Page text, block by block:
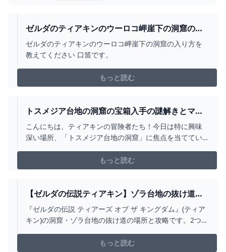
ゼルダのティアキンのウーロコ岬崖下の洞窟の入
り方を教えてください -... - YAHOO!知恵袋
ゼルダのティアキンのウーロコ岬崖下の洞窟の入り方を
教えてください 口笛です。
もっと読む
トスメジア台地の洞窟の宝箱入手の謎解きとマヨ
イ【ティアキン攻略】 とあるゲームブログの軌跡
こんにちは、ティアキンの冒険者たち！今日は特に興味
深い場所、「トスメジア台地の洞窟」に焦点を当ててい
ていきましょう。 この記事で分かること トスメジア台地
の洞窟の位置や場所、行き方 トスメ
もっと読む
【ゼルダの伝説ティアキン】ゾラ台地の抜け道の
攻略【クライムシューズ】 こころぐゲーム
『ゼルダの伝説 ティアーズ オブ ザ キングダム』(ティア
キン)の洞窟・ゾラ台地の抜け道の場所と攻略です。2つの
ムシューズの取り方をまとめています。
もっと読む